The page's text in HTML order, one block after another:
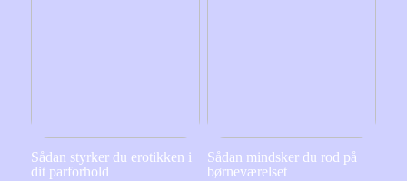
Sådan styrker du erotikken i
dit parforhold
Sådan mindsker du rod på
børneværelset